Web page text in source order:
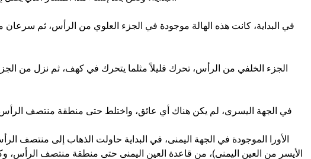
في البداية، كانت هذه الهالة موجودة في الجزء العلوي من الرأس، ثم سرعان
الأيسر من العين اليمنى)، من قاعدة العين اليمنى حتى منطقة منتصف الرأس،